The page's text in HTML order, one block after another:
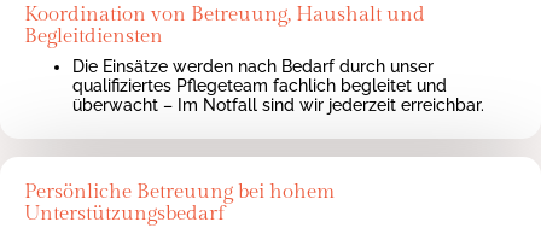
Koordination von Betreuung, Haushalt und
Begleitdiensten
Die Einsätze werden nach Bedarf durch unser
qualifiziertes Pflegeteam fachlich begleitet und
überwacht – Im Notfall sind wir jederzeit erreichbar.
Persönliche Betreuung bei hohem
Unterstützungsbedarf